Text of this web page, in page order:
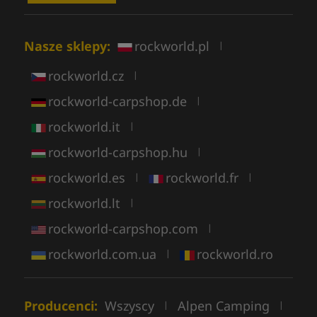
Nasze sklepy: rockworld.pl |
rockworld.cz |
rockworld-carpshop.de |
rockworld.it |
rockworld-carpshop.hu |
rockworld.es | rockworld.fr |
rockworld.lt |
rockworld-carpshop.com |
rockworld.com.ua | rockworld.ro
Producenci: Wszyscy | Alpen Camping |